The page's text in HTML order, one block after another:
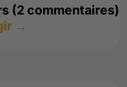
(2 commentaires)
→